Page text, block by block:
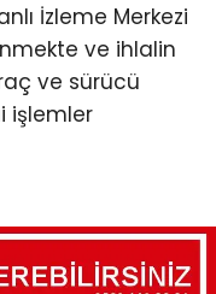
İzleme Merkezi
ve ihlalin
ve sürücü
işlemler